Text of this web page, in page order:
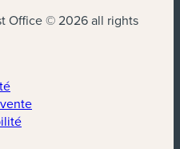
Office © 2026 all rights